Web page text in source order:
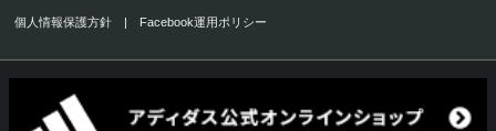
個人情報保護方針 Facebook運用ポリシー
1999-2016 All Rights Reserved.